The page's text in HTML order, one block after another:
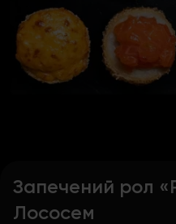
Запечений рол
Лососем